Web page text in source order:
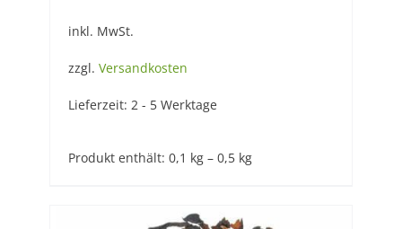
inkl. MwSt.
zzgl. Versandkosten
Lieferzeit: 2 - 5 Werktage
Produkt enthält: 0,1 kg – 0,5 kg